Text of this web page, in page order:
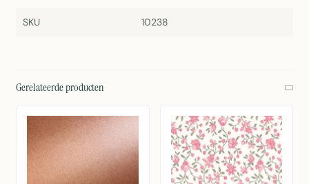
SKU 10238
Gerelateerde producten